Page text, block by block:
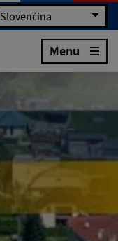
Slovenčina
Menu